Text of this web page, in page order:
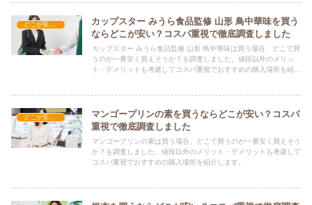
どこが安い？-食品・食材
カップスター みうら食品監修 山形 鳥中華味を買う
ならどこが安い？コスパ重視で徹底調査しました
カップスター みうら食品監修 山形 鳥中華味は買う場合、どこで買
うのが一番安く買えそうか？を調査しました。値段以外のメリッ
ト・デメリットも考慮してコスパ重視でおすすめの購入場所を紹介
どこが安い？-食品・食材
マンゴープリンの素を買うならどこが安い？コスパ
重視で徹底調査しました
マンゴープリンの素は買う場合、どこで買うのが一番安く買えそう
か？を調査しました。値段以外のメリット・デメリットも考慮して
コスパ重視でおすすめの購入場所を紹介します。